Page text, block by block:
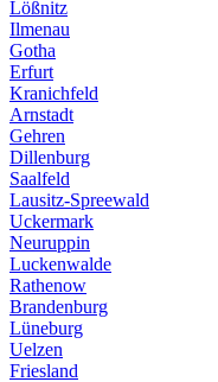
Lößnitz
Ilmenau
Gotha
Erfurt
Kranichfeld
Arnstadt
Gehren
Dillenburg
Saalfeld
Lausitz-Spreewald
Uckermark
Neuruppin
Luckenwalde
Rathenow
Brandenburg
Lüneburg
Uelzen
Friesland